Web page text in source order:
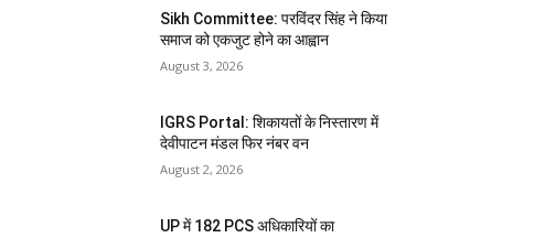
Sikh Committee: परविंदर सिंह ने किया
समाज को एकजुट होने का आह्वान
August 3, 2026
IGRS Portal: शिकायतों के निस्तारण में
देवीपाटन मंडल फिर नंबर वन
August 2, 2026
UP में 182 PCS अधिकारियों का